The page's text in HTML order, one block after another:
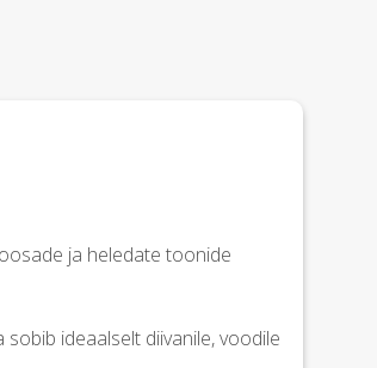
ja heledate toonide
ideaalselt diivanile, voodile